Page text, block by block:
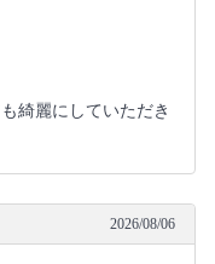
綺麗にしていただき
2026/08/06